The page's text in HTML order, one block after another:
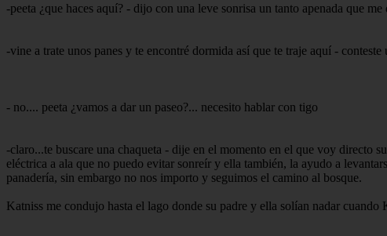
-peeta ¿que haces aquí? - dijo con una leve sonrisa un tanto apenada que me
-vine a trate unos panes y te encontré dormida así que te traje aquí -
- no.... peeta ¿vamos a dar un paseo?... necesito hablar con tigo
-claro...te buscare una chaqueta - dije en el momento en el que voy directo
eléctrica a ala que no puedo evitar sonreír y ella también, la ayudo a
panadería, sin embargo no nos importo y seguimos el camino al bosque.
Katniss me condujo hasta el lago donde su padre y ella solían nadar